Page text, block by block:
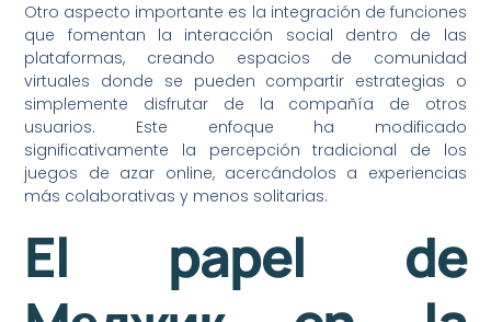
Otro aspecto importante es la integración de funciones
que fomentan la interacción social dentro de las
plataformas, creando espacios de comunidad
virtuales donde se pueden compartir estrategias o
simplemente disfrutar de la compañía de otros
usuarios. Este enfoque ha modificado
significativamente la percepción tradicional de los
juegos de azar online, acercándolos a experiencias
más colaborativas y menos solitarias.
El papel de